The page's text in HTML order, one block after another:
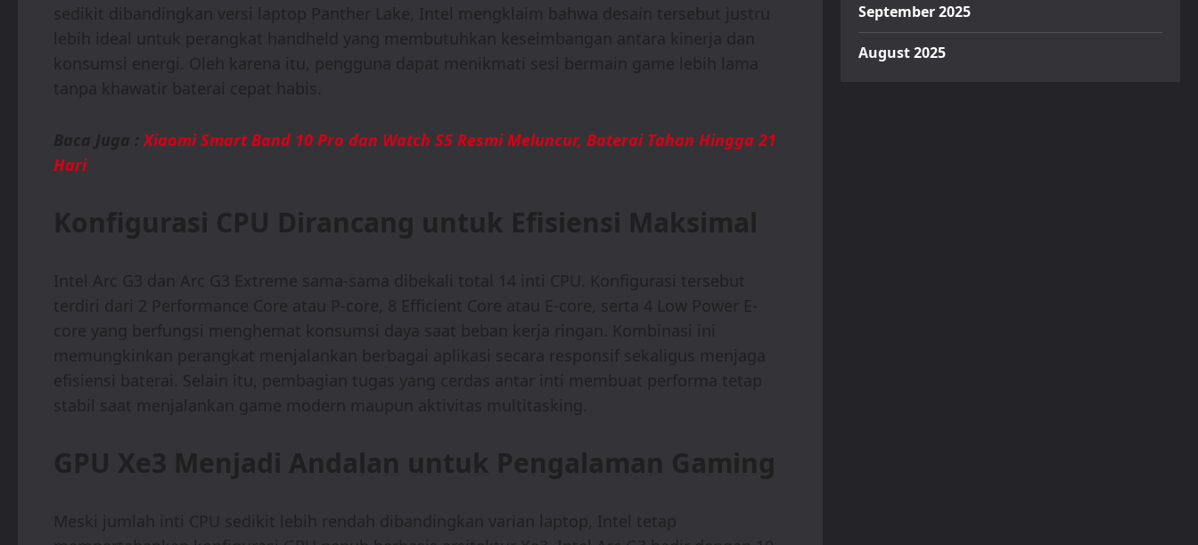
sedikit dibandingkan versi laptop Panther Lake, Intel mengklaim bahwa desain tersebut justru
lebih ideal untuk perangkat handheld yang membutuhkan keseimbangan antara kinerja dan
konsumsi energi. Oleh karena itu, pengguna dapat menikmati sesi bermain game lebih lama
tanpa khawatir baterai cepat habis.
Baca Juga :Xiaomi Smart Band 10 Pro dan Watch S5 Resmi Meluncur, Baterai Tahan Hingga 21
Hari
Konfigurasi CPU Dirancang untuk Efisiensi Maksimal
Intel Arc G3 dan Arc G3 Extreme sama-sama dibekali total 14 inti CPU. Konfigurasi tersebut
terdiri dari 2 Performance Core atau P-core, 8 Efficient Core atau E-core, serta 4 Low Power E-
core yang berfungsi menghemat konsumsi daya saat beban kerja ringan. Kombinasi ini
memungkinkan perangkat menjalankan berbagai aplikasi secara responsif sekaligus menjaga
efisiensi baterai. Selain itu, pembagian tugas yang cerdas antar inti membuat performa tetap
stabil saat menjalankan game modern maupun aktivitas multitasking.
GPU Xe3 Menjadi Andalan untuk Pengalaman Gaming
Meski jumlah inti CPU sedikit lebih rendah dibandingkan varian laptop, Intel tetap
September 2025
August 2025